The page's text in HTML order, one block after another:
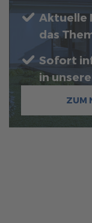
Aktuelle
das
Sofort
in
ZUM